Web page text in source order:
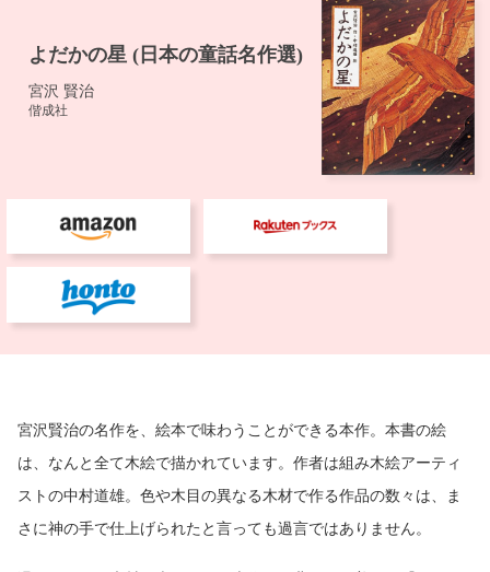
宮沢賢治の名作を、絵本で味わうことができる本作。本書の絵
は、なんと全て木絵で描かれています。作者は組み木絵アーティ
ストの中村道雄。色や木目の異なる木材で作る作品の数々は、ま
さに神の手で仕上げられたと言っても過言ではありません。